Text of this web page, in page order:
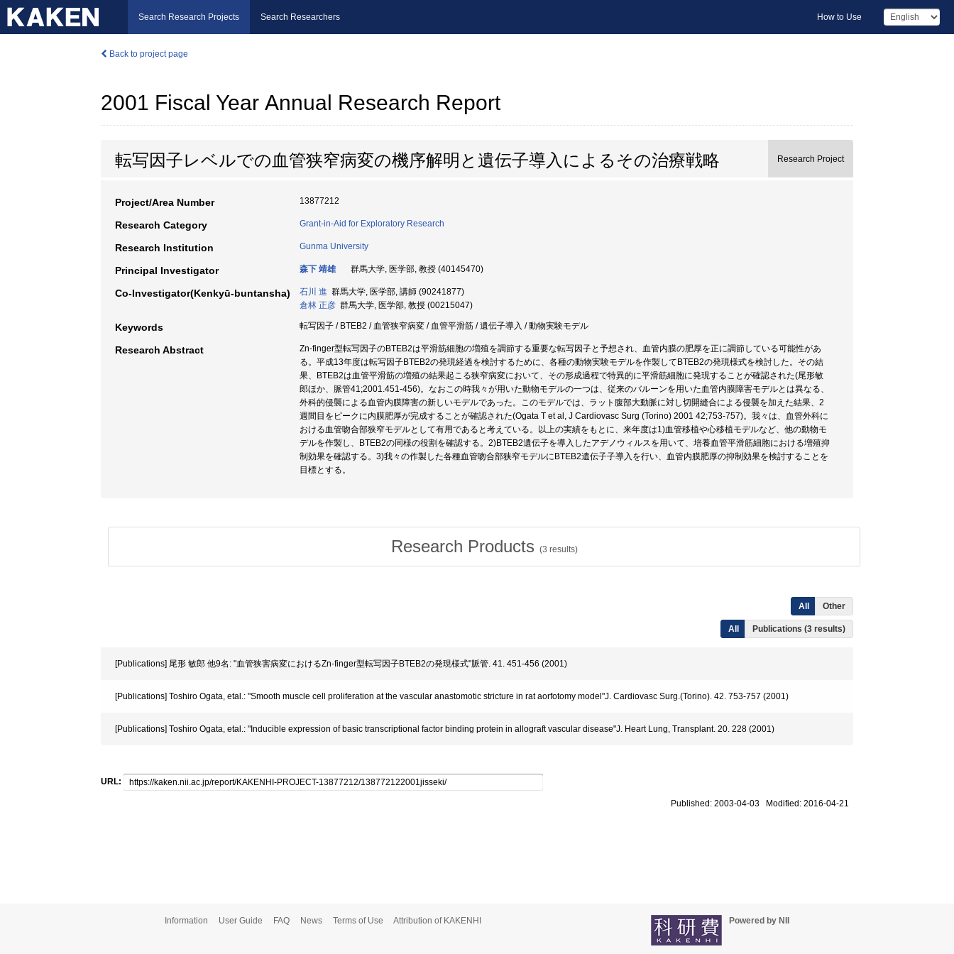
Search Research Projects Search Researchers How to Use
Back to project page
2001 Fiscal Year Annual Research Report
転写因子レベルでの血管狭窄病変の機序解明と遺伝子導入によるその治療戦略 Research Project
Project/Area Number 13877212
Research Category Grant-in-Aid for Exploratory Research
Research Institution Gunma University
Principal Investigator 森下 靖雄 群馬大学, 医学部, 教授 (40145470)
Co-Investigator(Kenkyū-buntansha) 石川 進 群馬大学, 医学部, 講師 (90241877)
倉林 正彦 群馬大学, 医学部, 教授 (00215047)
Keywords 転写因子 / BTEB2 / 血管狭窄病変 / 血管平滑筋 / 遺伝子導入 / 動物実験モデル
Research Abstract
Zn-finger型転写因子のBTEB2は平滑筋細胞の増殖を調節する重要な転写因子と予想され、血管内膜の肥厚を正に調節している可能性があ
る。平成13年度は転写因子BTEB2の発現経過を検討するために、各種の動物実験モデルを作製してBTEB2の発現様式を検討した。その結
果、BTEB2は血管平滑筋の増殖の結果起こる狭窄病変において、その形成過程で特異的に平滑筋細胞に発現することが確認された(尾形敏
郎ほか、脈管41;2001.451-456)。なおこの時我々が用いた動物モデルの一つは、従来のバルーンを用いた血管内膜障害モデルとは異なる、
外科的侵襲による血管内膜障害の新しいモデルであった。このモデルでは、ラット腹部大動脈に対し切開縫合による侵襲を加えた結果、2
週間目をピークに内膜肥厚が完成することが確認された(Ogata T et al, J Cardiovasc Surg (Torino) 2001 42;753-757)。我々は、血管外科に
おける血管吻合部狭窄モデルとして有用であると考えている。以上の実績をもとに、来年度は1)血管移植や心移植モデルなど、他の動物モ
デルを作製し、BTEB2の同様の役割を確認する。2)BTEB2遺伝子を導入したアデノウィルスを用いて、培養血管平滑筋細胞における増殖抑
制効果を確認する。3)我々の作製した各種血管吻合部狭窄モデルにBTEB2遺伝子子導入を行い、血管内膜肥厚の抑制効果を検討することを
目標とする。
Research Products (3 results)
All Other
All Publications (3 results)
[Publications] 尾形 敏郎 他9名: "血管狭害病変におけるZn-finger型転写因子BTEB2の発現様式"脈管. 41. 451-456 (2001)
[Publications] Toshiro Ogata, etal.: "Smooth muscle cell proliferation at the vascular anastomotic stricture in rat aorfotomy model"J. Cardiovasc Surg.(Torino). 42. 753-757 (2001)
[Publications] Toshiro Ogata, etal.: "Inducible expression of basic transcriptional factor binding protein in allograft vascular disease"J. Heart Lung, Transplant. 20. 228 (2001)
URL:
Published: 2003-04-03 Modified: 2016-04-21
Information User Guide FAQ News Terms of Use Attribution of KAKENHI Powered by NII